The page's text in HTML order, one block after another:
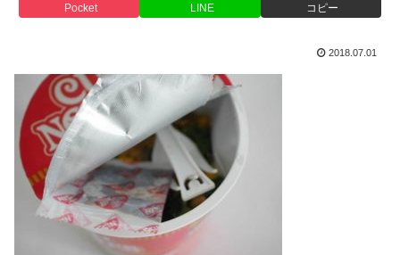
Pocket LINE コピー
2018.07.01